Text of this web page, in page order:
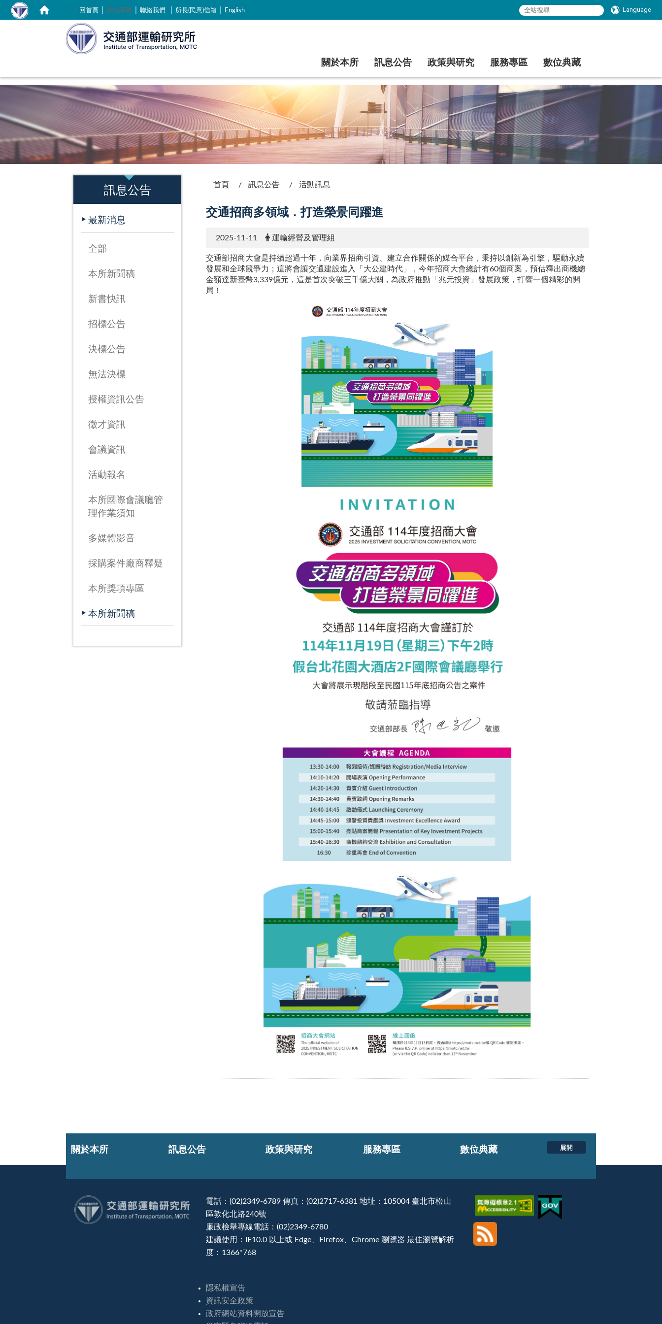
::: 回首頁｜ 網站導覽 聯絡我們｜ 所長(民意)信箱｜ English Language
關於本所 訊息公告 政策與研究 服務專區 數位典藏
訊息公告
最新消息
全部
本所新聞稿
新書快訊
招標公告
決標公告
無法決標
授權資訊公告
徵才資訊
會議資訊
活動報名
本所國際會議廳管
理作業須知
多媒體影音
採購案件廠商釋疑
本所獎項專區
本所新聞稿
首頁 訊息公告 活動訊息
交通招商多領域．打造榮景同躍進
2025-11-11 運輸經營及管理組
交通部招商大會是持續超過十年，向業界招商引資、建立合作關係的媒合平台，秉持以創新為引擎，驅動永續
發展和全球競爭力；這將會讓交通建設進入「大公建時代」，今年招商大會總計有60個商案，預估釋出商機總
金額達新臺幣3,339億元，這是首次突破三千億大關，為政府推動「兆元投資」發展政策，打響一個精彩的開
局！
展開
關於本所 訊息公告 政策與研究 服務專區 數位典藏
電話：(02)2349-6789 傳真：(02)2717-6381 地址：105004 臺北市松山
區敦化北路240號
廉政檢舉專線電話：(02)2349-6780
建議使用：IE10.0 以上或 Edge、Firefox、Chrome 瀏覽器 最佳瀏覽解析
度：1366*768
隱私權宣告
資訊安全政策
政府網站資料開放宣告